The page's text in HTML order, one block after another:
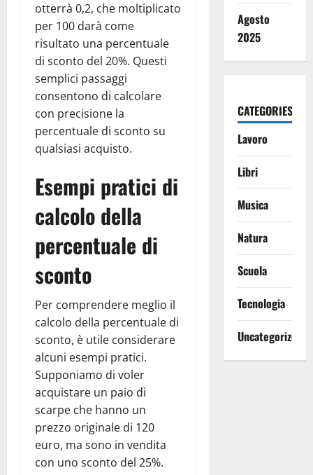
otterrà 0,2, che moltiplicato
per 100 darà come
risultato una percentuale
di sconto del 20%. Questi
semplici passaggi
consentono di calcolare
con precisione la
percentuale di sconto su
qualsiasi acquisto.
Esempi pratici di
calcolo della
percentuale di
sconto
Per comprendere meglio il
calcolo della percentuale di
sconto, è utile considerare
alcuni esempi pratici.
Supponiamo di voler
acquistare un paio di
scarpe che hanno un
prezzo originale di 120
euro, ma sono in vendita
con uno sconto del 25%.
Agosto
2025
CATEGORIES
Lavoro
Libri
Musica
Natura
Scuola
Tecnologia
Uncategorized